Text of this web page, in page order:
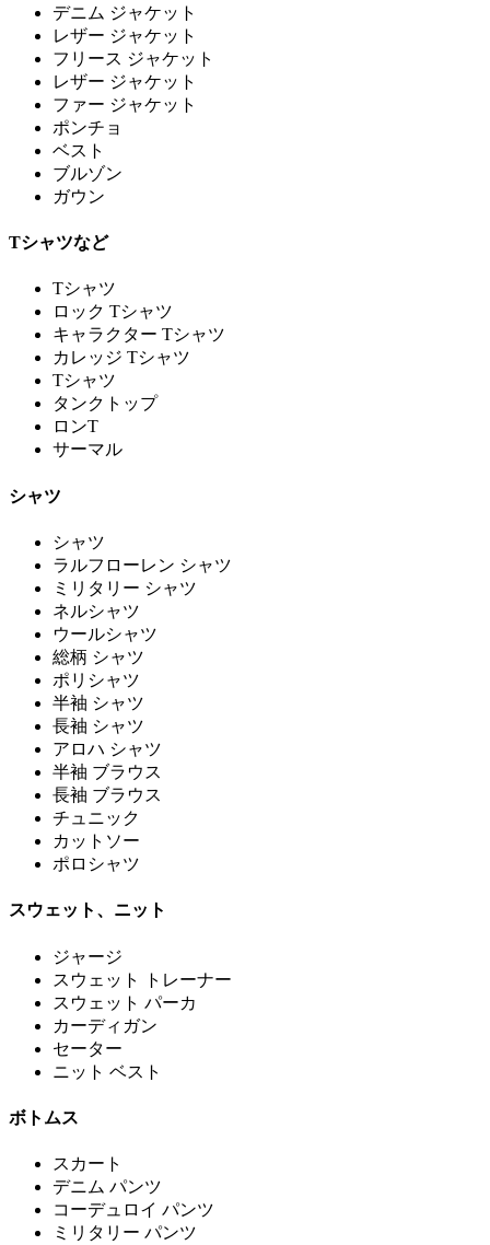
デニム ジャケット
レザー ジャケット
フリース ジャケット
レザー ジャケット
ファー ジャケット
ポンチョ
ベスト
ブルゾン
ガウン
Tシャツなど
Tシャツ
ロック Tシャツ
キャラクター Tシャツ
カレッジ Tシャツ
Tシャツ
タンクトップ
ロンT
サーマル
シャツ
シャツ
ラルフローレン シャツ
ミリタリー シャツ
ネルシャツ
ウールシャツ
総柄 シャツ
ポリシャツ
半袖 シャツ
長袖 シャツ
アロハ シャツ
半袖 ブラウス
長袖 ブラウス
チュニック
カットソー
ポロシャツ
スウェット、ニット
ジャージ
スウェット トレーナー
スウェット パーカ
カーディガン
セーター
ニット ベスト
ボトムス
スカート
デニム パンツ
コーデュロイ パンツ
ミリタリー パンツ